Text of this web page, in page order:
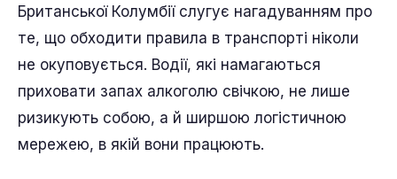
Британської Колумбії слугує нагадуванням про
те, що обходити правила в транспорті ніколи
не окуповується. Водії, які намагаються
приховати запах алкоголю свічкою, не лише
ризикують собою, а й ширшою логістичною
мережею, в якій вони працюють.